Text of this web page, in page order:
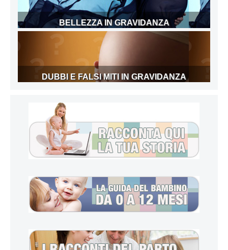
BELLEZZA IN GRAVIDANZA
DUBBI E FALSI MITI IN GRAVIDANZA